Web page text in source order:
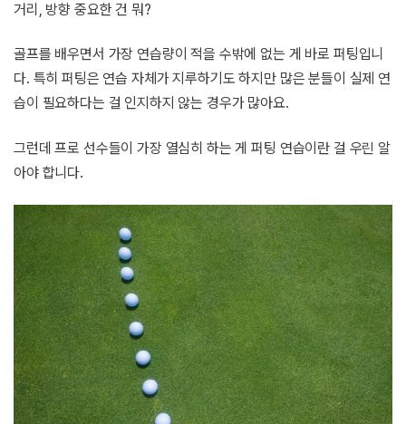
거리, 방향 중요한 건 뭐?
골프를 배우면서 가장 연습량이 적을 수밖에 없는 게 바로 퍼팅입니
다. 특히 퍼팅은 연습 자체가 지루하기도 하지만 많은 분들이 실제 연
습이 필요하다는 걸 인지하지 않는 경우가 많아요.
그런데 프로 선수들이 가장 열심히 하는 게 퍼팅 연습이란 걸 우린 알
아야 합니다.